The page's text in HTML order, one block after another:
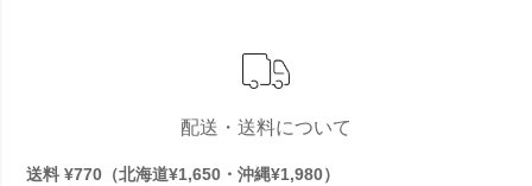
配送・送料について
送料 ¥770（北海道¥1,650・沖縄¥1,980）